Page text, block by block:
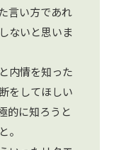
言い方であれ
ないと思いま
内情を知った
をしてほしい
的に知ろうと
。